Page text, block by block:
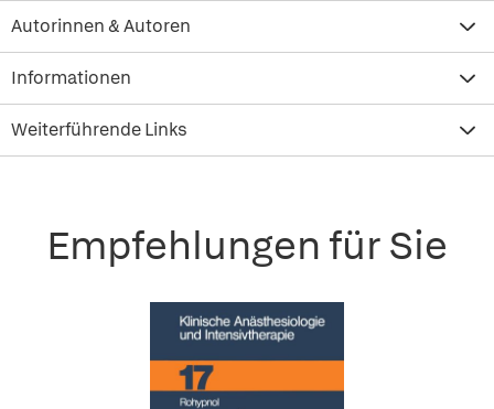
Autorinnen & Autoren
Informationen
Weiterführende Links
Empfehlungen für Sie